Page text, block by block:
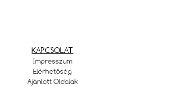
KAPCSOLAT
Impresszum
Elérhetőség
Ajánlott Oldalak